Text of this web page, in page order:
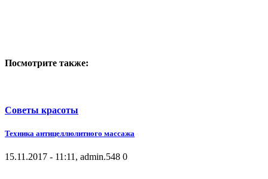
Посмотрите также:
Советы красоты
Техника антицеллюлитного массажа
15.11.2017 - 11:11, admin.548 0